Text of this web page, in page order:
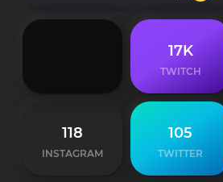
17K
TWITCH
118
INSTAGRAM
105
TWITTER